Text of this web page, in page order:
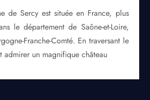
de Sercy est située en France, plus
le département de Saône-et-Loire,
Franche-Comté. En traversant le
admirer un magnifique château